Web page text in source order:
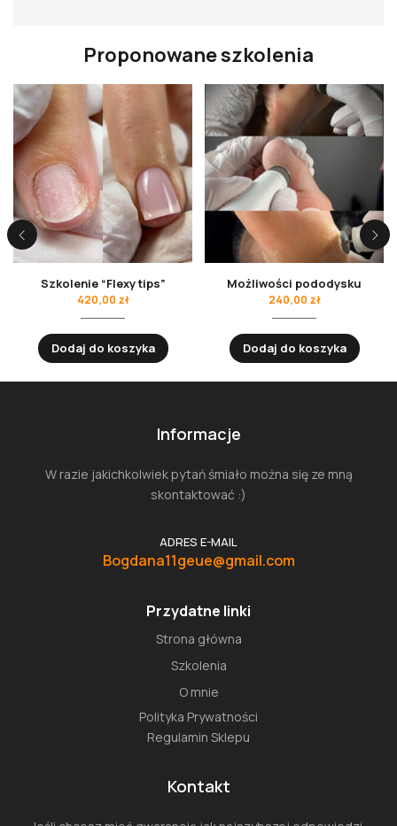
Proponowane szkolenia
Szkolenie “Flexy tips”
420,00 zł
Dodaj do koszyka
Możliwości pododysku
240,00 zł
Dodaj do koszyka
Informacje
W razie jakichkolwiek pytań śmiało można się ze mną
skontaktować :)
ADRES E-MAIL
Bogdana11geue@gmail.com
Przydatne linki
Strona główna
Szkolenia
O mnie
Polityka Prywatności
Regulamin Sklepu
Kontakt